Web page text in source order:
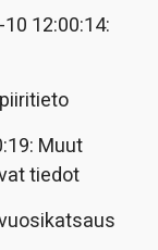
12:00:14:
Muut
tiedot